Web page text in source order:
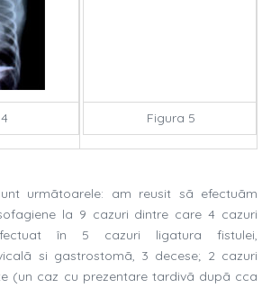
Figura 5
urmãtoarele: am reusit sã efectuãm
la 9 cazuri dintre care 4 cazuri
în 5 cazuri ligatura fistulei,
si gastrostomã, 3 decese; 2 cazuri
(un caz cu prezentare tardivã dupã cca